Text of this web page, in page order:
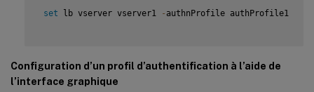
set lb vserver vserver1 - authnProfile authProfile1
Configuration d’un profil d’authentification à l’aide de
l’interface graphique